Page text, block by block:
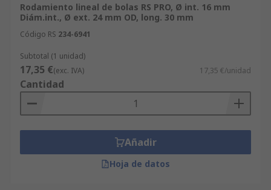
Rodamiento lineal de bolas RS PRO, Ø int. 16 mm
Diám.int., Ø ext. 24 mm OD, long. 30 mm
Código RS 234-6941
Subtotal (1 unidad)
17,35 €(exc. IVA) 17,35 €/unidad
Cantidad
Añadir
Hoja de datos